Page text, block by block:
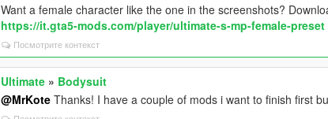
Want a female character like the one in the screenshots?
https://it.gta5-mods.com/player/ultimate-s-mp-female-preset
Посмотрите контекст
Ultimate » Bodysuit
@MrKote Thanks! I have a couple of mods i want to finish first